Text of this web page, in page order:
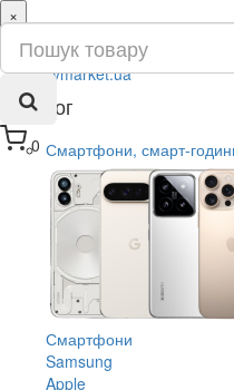
0
×
ru
ua
Каталог
Смартфони, смарт-
Смартфони
Samsung
Apple